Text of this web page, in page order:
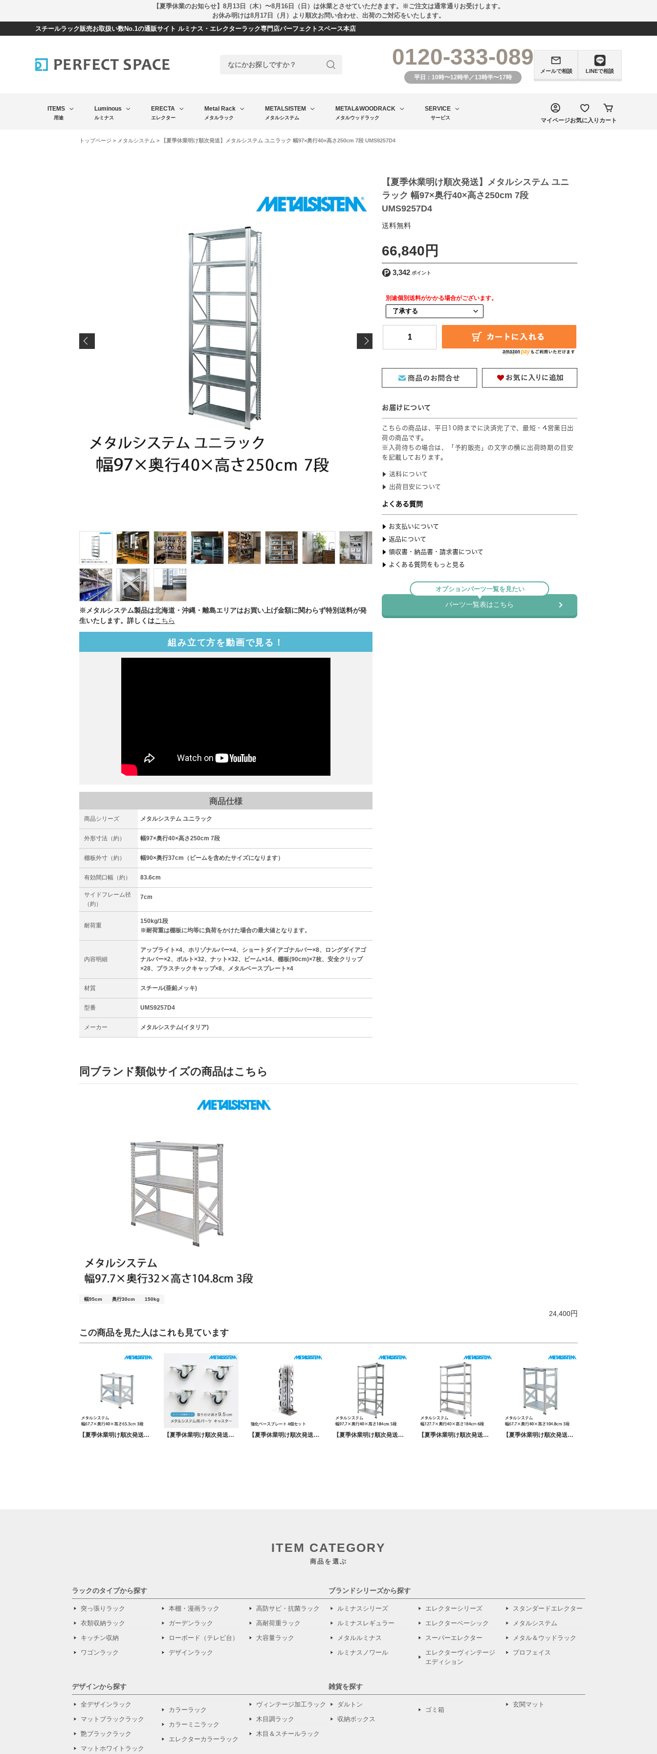
【夏季休業のお知らせ】8月13日（木）〜8月16日（日）は休業とさせていただきます。※ご注文は通常通りお受けします。
お休み明けは8月17日（月）より順次お問い合わせ、出荷のご対応をいたします。
スチールラック販売お取扱い数No.1の通販サイト ルミナス・エレクターラック専門店パーフェクトスペース本店
0120-333-089
平日：10時〜12時半／13時半〜17時
メールで相談 LINEで相談
ITEMS
用途
Luminous
ルミナス
ERECTA
エレクター
Metal Rack
メタルラック
METALSISTEM
メタルシステム
METAL&WOODRACK
メタルウッドラック
SERVICE
サービス マイページお気に入り カート
トップページ > メタルシステム > 【夏季休業明け順次発送】メタルシステム ユニラック 幅97×奥行40×高さ250cm 7段 UMS9257D4
※メタルシステム製品は北海道・沖縄・離島エリアはお買い上げ金額に関わらず特別送料が発
生いたします。詳しくはこちら
組み立て方を動画で見る！
商品仕様
商品シリーズ メタルシステム ユニラック
外形寸法（約） 幅97×奥行40×高さ250cm 7段
棚板外寸（約） 幅90×奥行37cm（ビームを含めたサイズになります）
有効間口幅（約） 83.6cm
サイドフレーム径
（約）
7cm
耐荷重
150kg/1段
※耐荷重は棚板に均等に負荷をかけた場合の最大値となります。
内容明細
アップライト×4、ホリゾナルバー×4、ショートダイアゴナルバー×8、ロングダイアゴ
ナルバー×2、ボルト×32、ナット×32、ビーム×14、棚板(90cm)×7枚、安全クリップ
×28、プラスチックキャップ×8、メタルベースプレート×4
材質 スチール(亜鉛メッキ)
型番 UMS9257D4
メーカー メタルシステム(イタリア)
【夏季休業明け順次発送】メタルシステム ユニ
ラック 幅97×奥行40×高さ250cm 7段
UMS9257D4
66,840円
3,342
[ 送料込 ]
別途個別送料がかかる場合がございます。
同ブランド類似サイズの商品はこちら
幅95cm 奥行30cm 150kg
24,400円
この商品を見た人はこれも見ています
【夏季休業明け順次発送】メタルシステム 幅67.7×奥行40×高さ65.3cm 3段 MS663D4 【夏季休業明け順次発送】スーパー123専用パーツ キャスター MSPO010 METALSISTEM メタルシステム 【夏季休業明け順次発送】メタルシステム パーツ 強化ベースプレート 4個セット MSPO004 【夏季休業明け順次発送】メタルシステム 幅97.7×奥行40×高さ184cm 5段 MS9185D4 【夏季休業明け順次発送】メタルシステム 幅127.7×奥行40×高さ184cm 6段 MS12186D4 【夏季休業明け順次発送】メタルシステム 幅67.7×奥行40×高さ104.8cm 3段 MS6103D4